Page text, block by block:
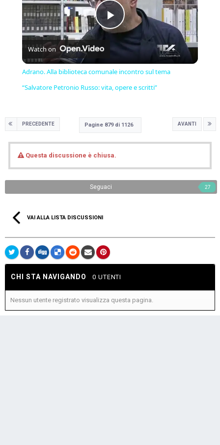
Play
Video
Watch on
Adrano. Alla biblioteca comunale incontro sul tema
“Salvatore Petronio Russo: vita, opere e scritti”
PRECEDENTE AVANTI
Pagine 879 di 1126
Questa discussione è chiusa.
Seguaci 27
VAI ALLA LISTA DISCUSSIONI
CHI STA NAVIGANDO 0 UTENTI
Nessun utente registrato visualizza questa pagina.